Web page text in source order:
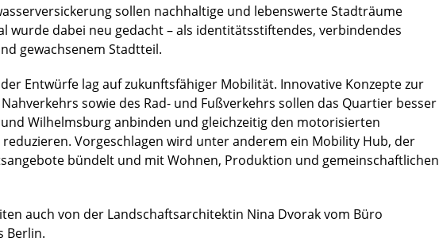
sollen nachhaltige und lebenswerte Stadträume
wurde dabei neu gedacht – als identitätsstiftendes, verbindendes
gewachsenem Stadtteil.
Entwürfe lag auf zukunftsfähiger Mobilität. Innovative Konzepte zur
sowie des Rad- und Fußverkehrs sollen das Quartier besser
Wilhelmsburg anbinden und gleichzeitig den motorisierten
Vorgeschlagen wird unter anderem ein Mobility Hub, der
bündelt und mit Wohnen, Produktion und gemeinschaftlichen
auch von der Landschaftsarchitektin Nina Dvorak vom Büro
Berlin.